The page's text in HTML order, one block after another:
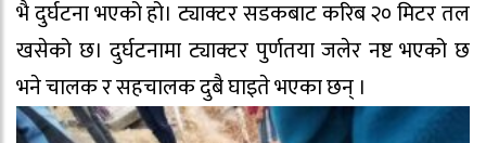
भै दुर्घटना भएको हो। ट्याक्टर सडकबाट करिब २० मिटर तल
खसेको छ। दुर्घटनामा ट्याक्टर पुर्णतया जलेर नष्ट भएको छ
भने चालक र सहचालक दुबै घाइते भएका छन् ।